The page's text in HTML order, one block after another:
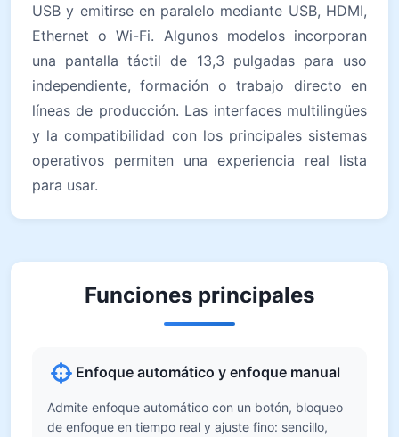
USB y emitirse en paralelo mediante USB, HDMI,
Ethernet o Wi-Fi. Algunos modelos incorporan
una pantalla táctil de 13,3 pulgadas para uso
independiente, formación o trabajo directo en
líneas de producción. Las interfaces multilingües
y la compatibilidad con los principales sistemas
operativos permiten una experiencia real lista
para usar.
Funciones principales
Enfoque automático y enfoque manual
Admite enfoque automático con un botón, bloqueo
de enfoque en tiempo real y ajuste fino: sencillo,